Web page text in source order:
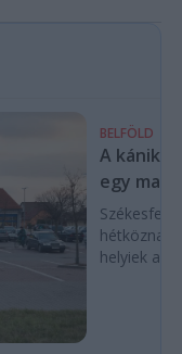
BELFÖLD
A
egy
hétköznap
helyiek a